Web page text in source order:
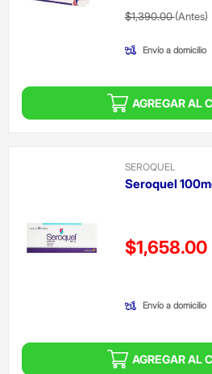
Precio reducido
$1,390.00(Antes)
Envío a domicilio
AGREGAR AL
SEROQUEL
Seroquel
Precio reducido
$1,658.00
Envío a domicilio
AGREGAR AL